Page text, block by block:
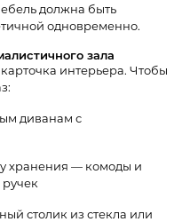
должна быть
одновременно.
зала
интерьера. Чтобы
диванам с
хранения — комоды и
столик из стекла или